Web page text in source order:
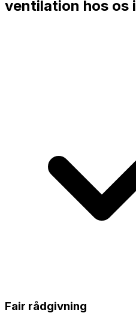
ventilation hos os i
Fair rådgivning